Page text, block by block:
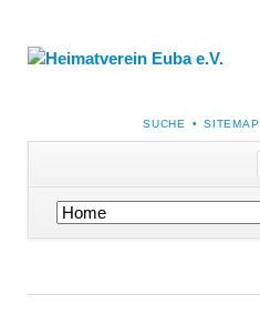
NAVIGATION
ÜBERSPRINGEN
SUCHE SITEMAP
Navigation
überspringen